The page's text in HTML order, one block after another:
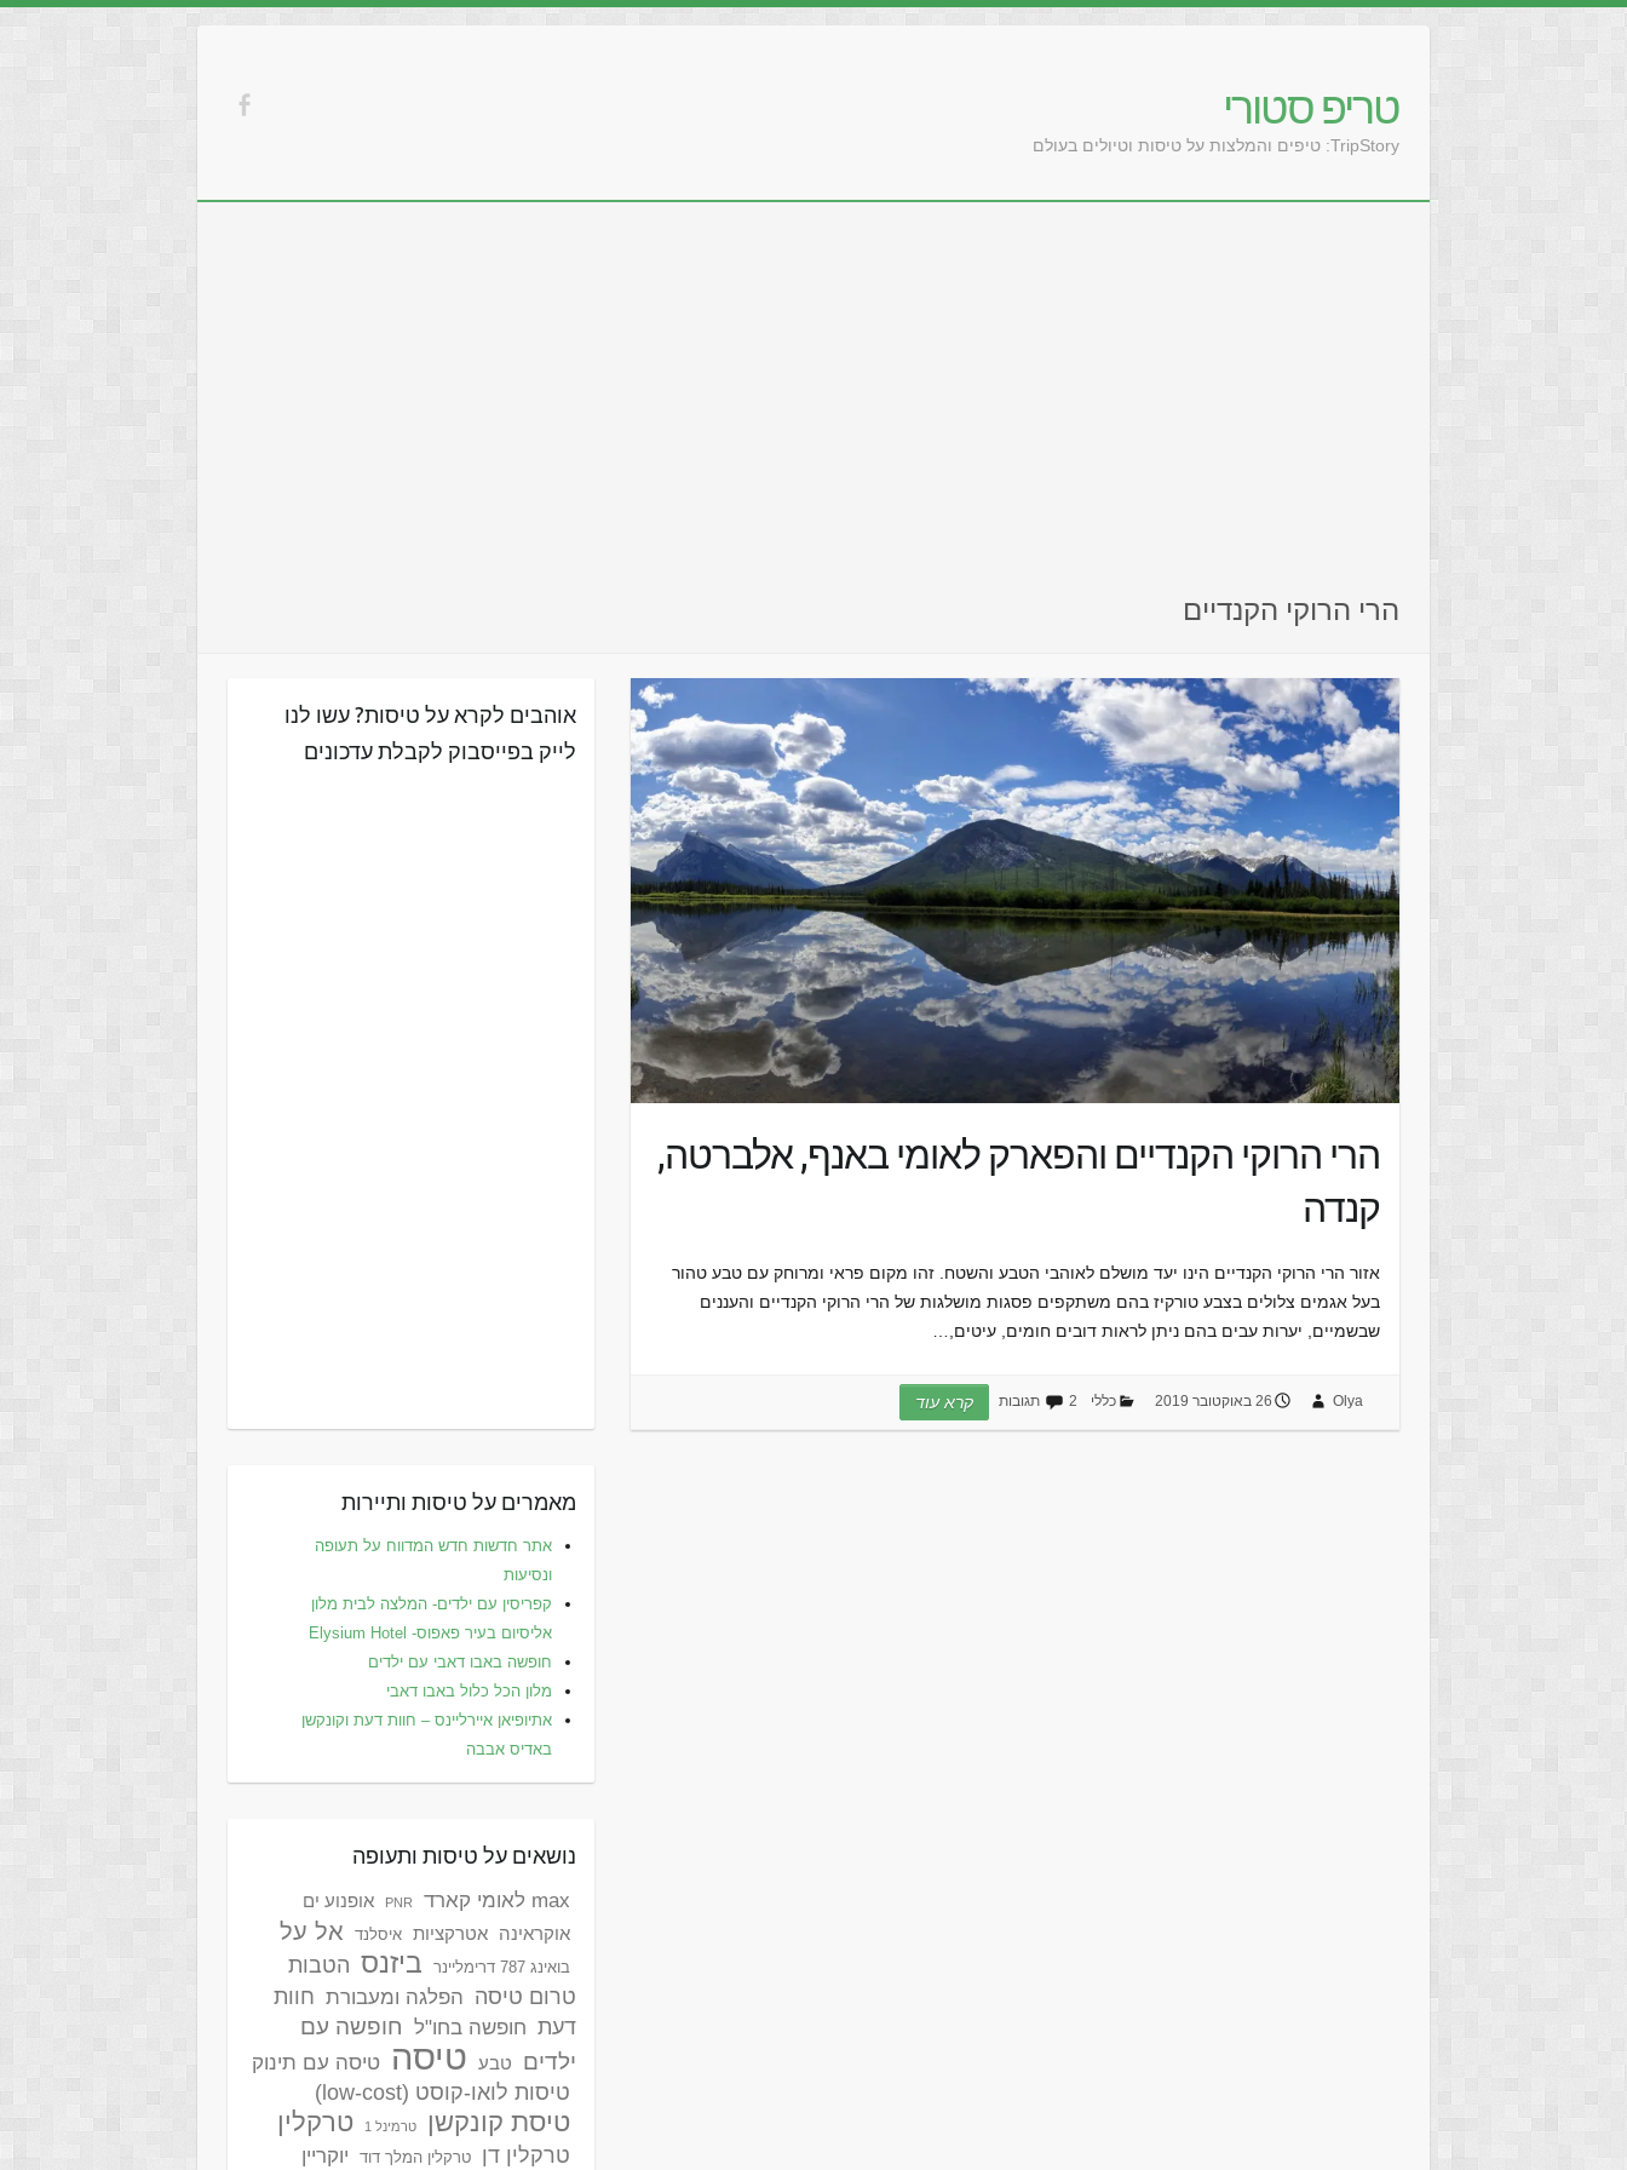
טריפ סטורי
TripStory: טיפים והמלצות על טיסות וטיולים בעולם
הרי הרוקי הקנדיים
הרי הרוקי הקנדיים והפארק לאומי באנף, אלברטה,
קנדה
אזור הרי הרוקי הקנדיים הינו יעד מושלם לאוהבי הטבע והשטח. זהו מקום פראי ומרוחק עם טבע טהור
בעל אגמים צלולים בצבע טורקיז בהם משתקפים פסגות מושלגות של הרי הרוקי הקנדיים והעננים
שבשמיים, יערות עבים בהם ניתן לראות דובים חומים, עיטים,…
Olya 26 באוקטובר 2019 כללי 2 תגובות קרא עוד
אוהבים לקרא על טיסות? עשו לנו
לייק בפייסבוק לקבלת עדכונים
מאמרים על טיסות ותיירות
אתר חדשות חדש המדווח על תעופה
ונסיעות
קפריסין עם ילדים- המלצה לבית מלון
אליסיום בעיר פאפוס- Elysium Hotel
חופשה באבו דאבי עם ילדים
מלון הכל כלול באבו דאבי
אתיופיאן איירליינס – חוות דעת וקונקשן
באדיס אבבה
נושאים על טיסות ותעופה
max לאומי קארד PNR
אופנוע ים
אוקראינה
אטרקציות איסלנד אל על
בואינג 787 דרימליינר ביזנס הטבות
טרום טיסה
הפלגה ומעבורת חוות
דעת חופשה בחו"ל
חופשה עם
ילדים
טבע טיסה טיסה עם תינוק
טיסות לואו-קוסט (low-cost)
טיסת קונקשן טרמינל 1 טרקלין
טרקלין דן טרקלין המלך דוד יוקריין